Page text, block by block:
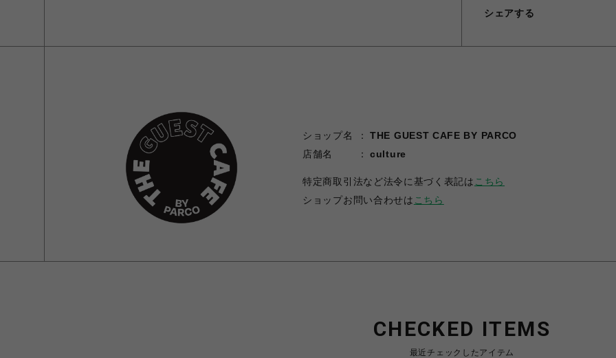
シェアする
ショップ名
THE GUEST CAFE BY PARCO
店舗名
culture
特定商取引法など法令に基づく表記は こちら
ショップお問い合わせは こちら
CHECKED ITEMS
最近チェックしたアイテム